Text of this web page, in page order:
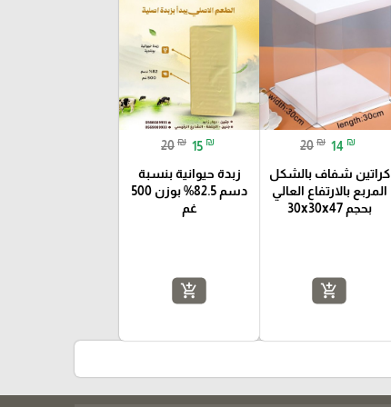
20 ₪ 14 ₪
كراتين شفاف بالشكل
المربع بالارتفاع العالي
بحجم 30x30x47
add_shopping_cart
20 ₪ 15 ₪
زبدة حيوانية بنسبة
دسم 82.5% بوزن 500
غم
add_shopping_cart